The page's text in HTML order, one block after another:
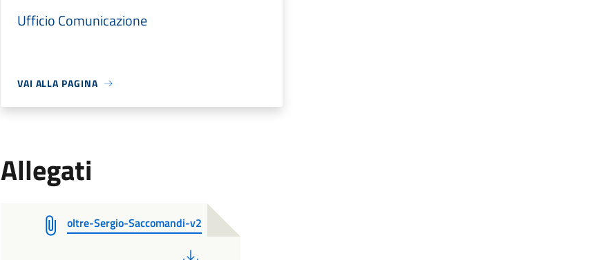
Ufficio Comunicazione
VAI ALLA PAGINA
Allegati
oltre-Sergio-Saccomandi-v2